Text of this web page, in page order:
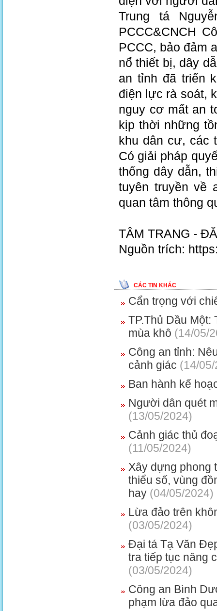
Trung tá
PCCC&CNCH
PCCC, bảo đảm
nổ thiết bị, dây
an tỉnh đã triển
điện lực rà soát,
nguy cơ mất an
kịp thời những
khu dân cư, các
Có giải pháp
thống dây dẫn,
tuyên truyền về
quan tâm thông
TÂM TRANG -
Nguồn trích:
CÁC TIN KHÁC
Cẩn trọng với
TP.Thủ Dầu
mùa khô (14/05/
Công an tỉnh:
cảnh giác (14/
Ban hành kế
Người dân quét
(13/05/2024)
Cảnh giác thủ
(11/05/2024)
Xây dựng phong
thiểu số, vùng
hay (04/05/2024)
Lừa đảo trên
(03/05/2024)
Đại tá Tạ Văn
tra tiếp tục nâng
(03/05/2024)
Công an Bình
phạm lừa đảo